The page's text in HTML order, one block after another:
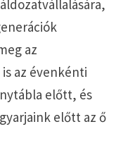
az
az évenkénti
előtt, és
előtt az ő